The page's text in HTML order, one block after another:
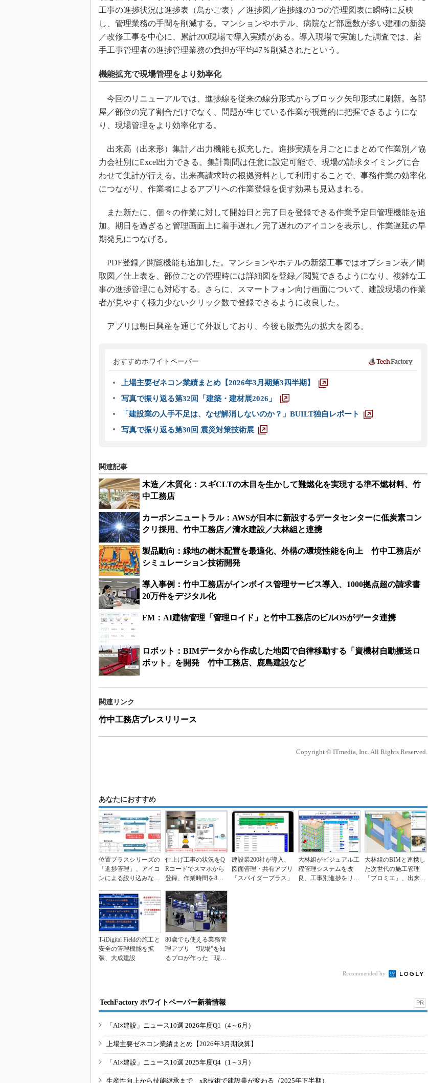
工事の進捗状況は進捗表（鳥かご表）／進捗図／進捗線の3つの管理図表に瞬時に反映
し、管理業務の手間を削減する。マンションやホテル、病院など部屋数が多い建種の新築
／改修工事を中心に、累計200現場で導入実績がある。導入現場で実施した調査では、若
手工事管理者の進捗管理業務の負担が平均47％削減されたという。
機能拡充で現場管理をより効率化
今回のリニューアルでは、進捗線を従来の線分形式からブロック矢印形式に刷新。各部
屋／部位の完了割合だけでなく、問題が生じている作業が視覚的に把握できるようにな
り、現場管理をより効率化する。
出来高（出来形）集計／出力機能も拡充した。進捗実績を月ごとにまとめて作業別／協
力会社別にExcel出力できる。集計期間は任意に設定可能で、現場の請求タイミングに合
わせて集計が行える。出来高請求時の根拠資料として利用することで、事務作業の効率化
につながり、作業者によるアプリへの作業登録を促す効果も見込まれる。
また新たに、個々の作業に対して開始日と完了日を登録できる作業予定日管理機能を追
加。期日を過ぎると管理画面上に着手遅れ／完了遅れのアイコンを表示し、作業遅延の早
期発見につなげる。
PDF登録／閲覧機能も追加した。マンションやホテルの新築工事ではオプション表／間
取図／仕上表を、部位ごとの管理時には詳細図を登録／閲覧できるようになり、複雑な工
事の進捗管理にも対応する。さらに、スマートフォン向け画面について、建設現場の作業
者が見やすく極力少ないクリック数で登録できるように改良した。
アプリは朝日興産を通じて外販しており、今後も販売先の拡大を図る。
おすすめホワイトペーパー
上場主要ゼネコン業績まとめ【2026年3月期第3四半期】
写真で振り返る第32回「建築・建材展2026」
「建設業の人手不足は、なぜ解消しないのか？」BUILT独自レポート
写真で振り返る第30回 震災対策技術展
関連記事
木造／木質化：スギCLTの木目を生かして難燃化を実現する準不燃材料、竹
中工務店
カーボンニュートラル：AWSが日本に新設するデータセンターに低炭素コン
クリ採用、竹中工務店／清水建設／大林組と連携
製品動向：緑地の樹木配置を最適化、外構の環境性能を向上 竹中工務店が
シミュレーション技術開発
導入事例：竹中工務店がインボイス管理サービス導入、1000拠点超の請求書
20万件をデジタル化
FM：AI建物管理「管理ロイド」と竹中工務店のビルOSがデータ連携
ロボット：BIMデータから作成した地図で自律移動する「資機材自動搬送ロ
ボット」を開発 竹中工務店、鹿島建設など
関連リンク
竹中工務店プレスリリース
Copyright © ITmedia, Inc. All Rights Reserved.
あなたにおすすめ
位置プラスシリーズの
「進捗管理」、アイコ
ンによる絞り込みなど
仕上げ工事の状況をQ
Rコードでスマホから
登録、作業時間を8割
建設業200社が導入、
図面管理・共有アプリ
「スパイダープラス」
大林組がビジュアル工
程管理システムを改
良、工事別進捗をリア
大林組のBIMと連携し
た次世代の施工管理
「プロミエ」、出来高
T-iDigital Fieldの施工と
安全の管理機能を拡
張、大成建設
80歳でも使える業務管
理アプリ “現場”を知
るプロが作った「現場
Recommended by
TechFactory ホワイトペーパー新着情報 PR
「AI×建設」ニュース10選 2026年度Q1（4～6月）
上場主要ゼネコン業績まとめ【2026年3月期決算】
「AI×建設」ニュース10選 2025年度Q4（1～3月）
生産性向上から技能継承まで xR技術で建設業が変わる（2025年下半期）